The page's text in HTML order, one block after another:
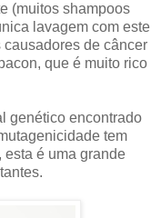
(muitos shampoos
lavagem com este
de câncer
que é muito rico
genético encontrado
tem
esta é uma grande